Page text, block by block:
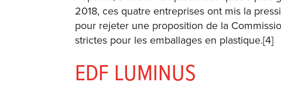
2018, ces quatre entreprises ont mis la
pour rejeter une proposition de la
strictes pour les emballages en plastique.[4]
EDF LUMINUS